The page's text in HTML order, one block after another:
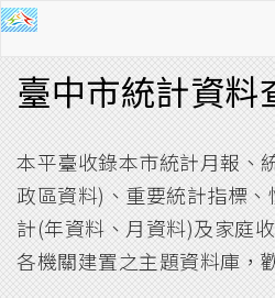
臺中市統計資料
本平臺收錄本市統計月報、
政區資料)、重要統計指標
計(年資料、月資料)及家庭
各機關建置之主題資料庫，